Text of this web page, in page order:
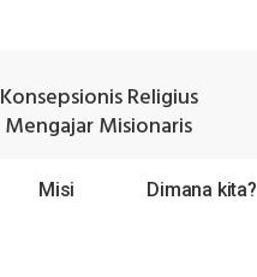
Konsepsionis Religius
Mengajar Misionaris
Misi Dimana kita?